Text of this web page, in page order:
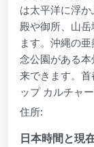
は太平洋に浮
殿や御所、山
ます。沖縄の
念公園がある
来できます。
ップ カルチャ
住所:
日本時間と現